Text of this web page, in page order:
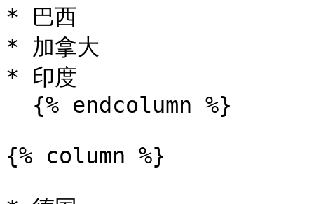
* 巴西
* 加拿大
* 印度
{% column %}